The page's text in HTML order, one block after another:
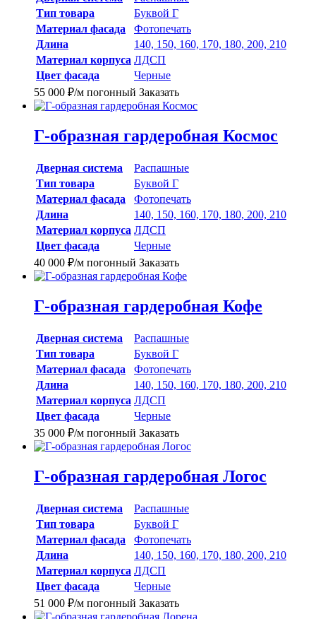
Тип товара
Буквой Г
Материал фасада
Фотопечать
Длина
140, 150, 160, 170, 180, 200, 210
Материал корпуса ЛДСП
Цвет фасада
Черные
55 000 ₽/м погонный Заказать
Г-образная гардеробная Космос
Дверная система
Распашные
Тип товара
Буквой Г
Материал фасада
Фотопечать
Длина
140, 150, 160, 170, 180, 200, 210
Материал корпуса ЛДСП
Цвет фасада
Черные
40 000 ₽/м погонный Заказать
Г-образная гардеробная Кофе
Дверная система
Распашные
Тип товара
Буквой Г
Материал фасада
Фотопечать
Длина
140, 150, 160, 170, 180, 200, 210
Материал корпуса ЛДСП
Цвет фасада
Черные
35 000 ₽/м погонный Заказать
Г-образная гардеробная Логос
Дверная система
Распашные
Тип товара
Буквой Г
Материал фасада
Фотопечать
Длина
140, 150, 160, 170, 180, 200, 210
Материал корпуса ЛДСП
Цвет фасада
Черные
51 000 ₽/м погонный Заказать